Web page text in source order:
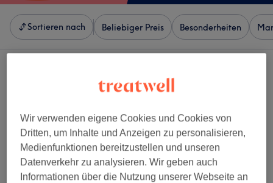
Sortieren nach Beliebiger Preis Besonderheiten
Wir verwenden eigene Cookies und Cookies von
Dritten, um Inhalte und Anzeigen zu personalisieren,
Medienfunktionen bereitzustellen und unseren
Datenverkehr zu analysieren. Wir geben auch
Informationen über die Nutzung unserer Webseite an